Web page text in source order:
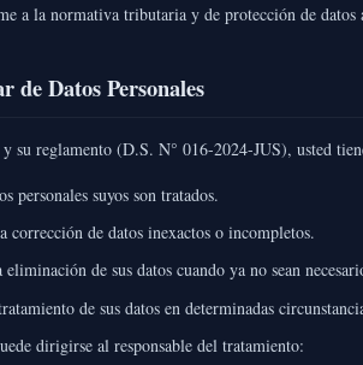
a la normativa tributaria y de protección de datos
de Datos Personales
su reglamento (D.S. N° 016-2024-JUS), usted
personales suyos son tratados.
de datos inexactos o incompletos.
de sus datos cuando ya no sean
de sus datos en determinadas
dirigirse al responsable del tratamiento: